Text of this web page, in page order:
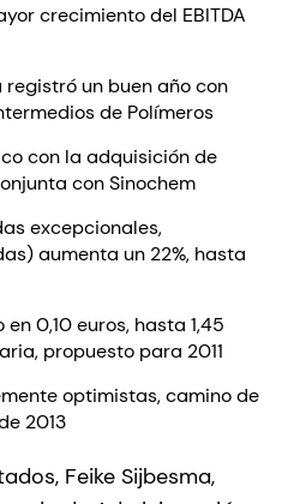
crecimiento del EBITDA
un buen año con
de Polímeros
con la adquisición de
con Sinochem
excepcionales,
aumenta un 22%, hasta
0,10 euros, hasta 1,45
propuesto para 2011
optimistas, camino de
2013
Feike Sijbesma,